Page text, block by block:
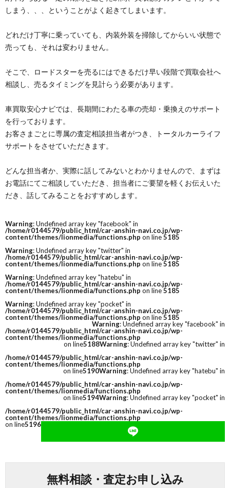
しまう、、、ということがよく起きてしまいます。
どれだけ丁寧に乗っていても、内装外装を掃除してからいい状態で
売っても、それは変わりません。
そこで、ロードスターを売るにはできるだけ早い段階で買取会社へ
相談し、売るタイミングを見計らう必要があります。
車買取安心ナビでは、長期間にわたる車の売却・乗換えのサポート
を行っております。
お客さまごとに専属の査定相談担当者がつき、トータルカーライフ
サポートをさせていただきます。
どんな担当者か、実際に話してみないとわかりませんので、まずは
お電話にてご相談していただき、担当者にご要望を軽くお伝えいた
だき、話してみることをおすすめします。
Warning: Undefined array key "facebook" in
/home/r0144579/public_html/car-anshin-navi.co.jp/wp-
content/themes/lionmedia/functions.php on line5185
Warning: Undefined array key "twitter" in
/home/r0144579/public_html/car-anshin-navi.co.jp/wp-
content/themes/lionmedia/functions.php on line5185
Warning: Undefined array key "hatebu" in
/home/r0144579/public_html/car-anshin-navi.co.jp/wp-
content/themes/lionmedia/functions.php on line5185
Warning: Undefined array key "pocket" in
/home/r0144579/public_html/car-anshin-navi.co.jp/wp-
content/themes/lionmedia/functions.php on line5185
Warning: Undefined array key "facebook" in
/home/r0144579/public_html/car-anshin-navi.co.jp/wp-
content/themes/lionmedia/functions.php
on line5188Warning: Undefined array key "twitter" in
/home/r0144579/public_html/car-anshin-navi.co.jp/wp-
content/themes/lionmedia/functions.php
on line5190Warning: Undefined array key "hatebu" in
/home/r0144579/public_html/car-anshin-navi.co.jp/wp-
content/themes/lionmedia/functions.php
on line5194Warning: Undefined array key "pocket" in
/home/r0144579/public_html/car-anshin-navi.co.jp/wp-
content/themes/lionmedia/functions.php
on line5196
無料相談・査定お申し込み